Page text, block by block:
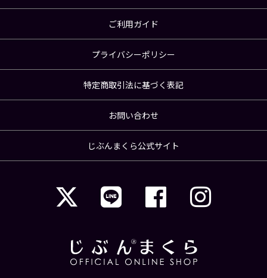
ご利用ガイド
プライバシーポリシー
特定商取引法に基づく表記
お問い合わせ
じぶんまくら公式サイト